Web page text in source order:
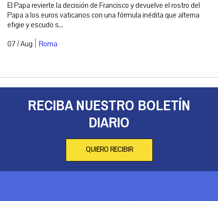
El Papa revierte la decisión de Francisco y devuelve el rostro del
Papa a los euros vaticanos con una fórmula inédita que alterna
efigie y escudo s...
07 / Aug | Roma
RECIBA NUESTRO BOLETÍN
DIARIO
QUIERO RECIBIR